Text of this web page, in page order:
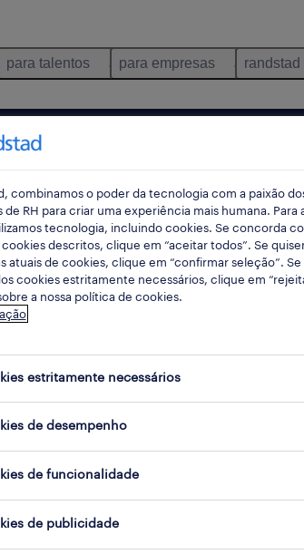
para talentos para empresas randstad
em Vila Real, Vila Real
operador de gelataria (m/f/x)
combinamos o poder da tecnologia com a paixão
de RH para criar uma experiência mais humana. Para
tecnologia, incluindo cookies. Se concorda
descritos, clique em “aceitar todos”. Se
atuais de cookies, clique em “confirmar seleção”. Se
cookies estritamente necessários, clique em
a nossa política de cookies.
estritamente necessários
de desempenho
de funcionalidade
de publicidade